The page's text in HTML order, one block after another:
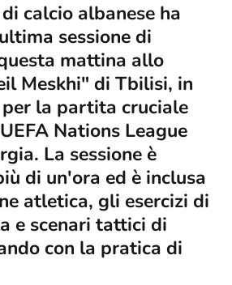
calcio albanese ha
sessione di
mattina allo
Meskhi" di Tbilisi, in
la partita cruciale
Nations League
La sessione è
di un'ora ed è inclusa
atletica, gli esercizi di
e scenari tattici di
con la pratica di